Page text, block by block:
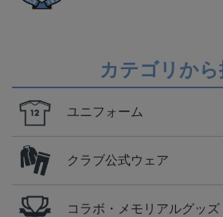
カテゴリから
ユニフォーム
クラブ公式ウェア
コラボ・メモリアルグッズ